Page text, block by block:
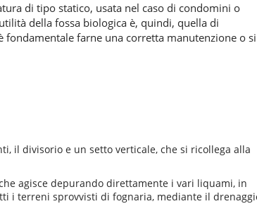
di tipo statico, usata nel caso di condomini o
della fossa biologica è, quindi, quella di
farne una corretta manutenzione o si
il divisorio e un setto verticale, che si ricollega alla
agisce depurando direttamente i vari liquami, in
i terreni sprovvisti di fognaria, mediante il